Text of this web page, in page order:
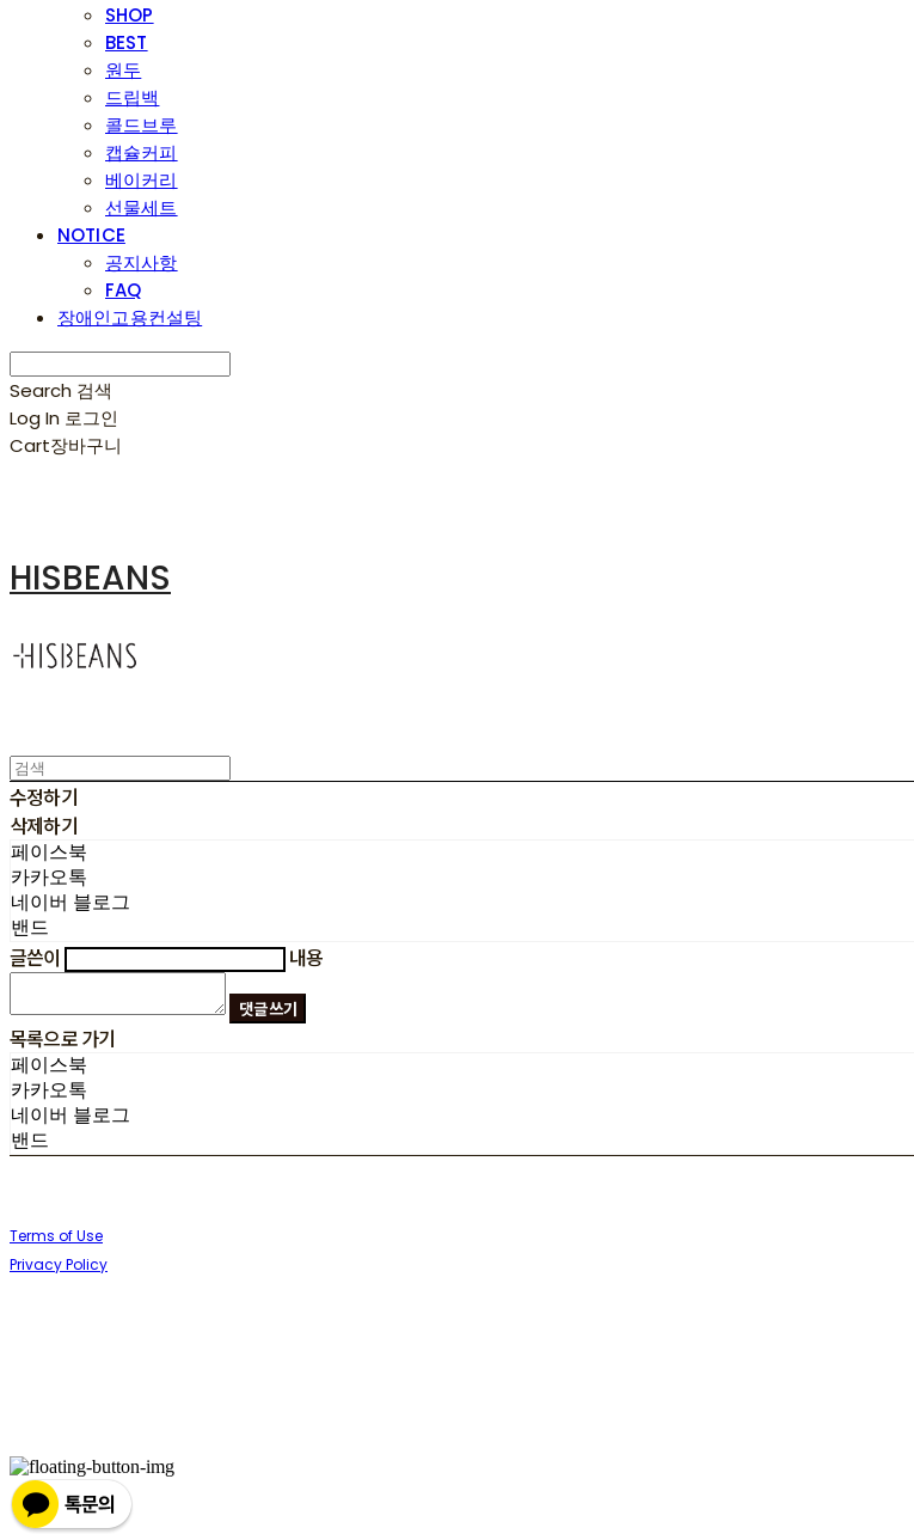
SHOP
BEST
원두
드립백
콜드브루
캡슐커피
베이커리
선물세트
NOTICE
공지사항
FAQ
장애인고용컨설팅
Search 검색
Log In 로그인
Cart장바구니
HISBEANS
수정하기
삭제하기
페이스북
카카오톡
네이버 블로그
밴드
글쓴이 내용
댓글 쓰기
목록으로 가기
페이스북
카카오톡
네이버 블로그
밴드
Terms of Use
Privacy Policy